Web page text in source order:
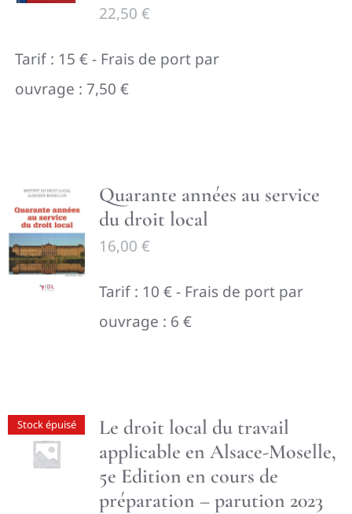
22,50 €
Tarif : 15 € - Frais de port par
ouvrage : 7,50 €
Quarante années au service
du droit local
16,00 €
Tarif : 10 € - Frais de port par
ouvrage : 6 €
Stock épuisé
Le droit local du travail
applicable en Alsace-Moselle,
5e Edition en cours de
préparation – parution 2023